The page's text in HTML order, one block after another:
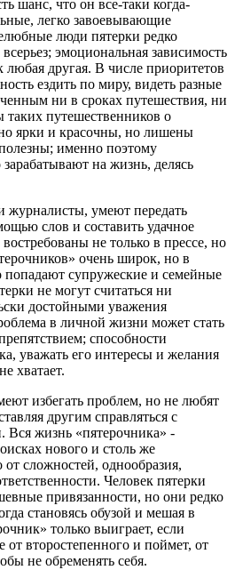
шанс, что он все-таки когда-
легко завоевывающие
люди пятерки редко
эмоциональная зависимость
любая другая. В числе приоритетов
ездить по миру, видеть разные
ни в сроках путешествия, ни
таких путешественников о
ярки и красочны, но лишены
именно поэтому
на жизнь, делясь
журналисты, умеют передать
слов и составить удачное
не только в прессе, но
очень широк, но в
попадают супружеские и семейные
не могут считаться ни
достойными уважения
в личной жизни может стать
способности
уважать его интересы и желания
хватает.
избегать проблем, но не любят
другим справляться с
Вся жизнь «пятерочника» -
нового и столь же
сложностей, однообразия,
Человек пятерки
привязанности, но они редко
становясь обузой и мешая в
только выиграет, если
от второстепенного и поймет, от
не обременять себя.